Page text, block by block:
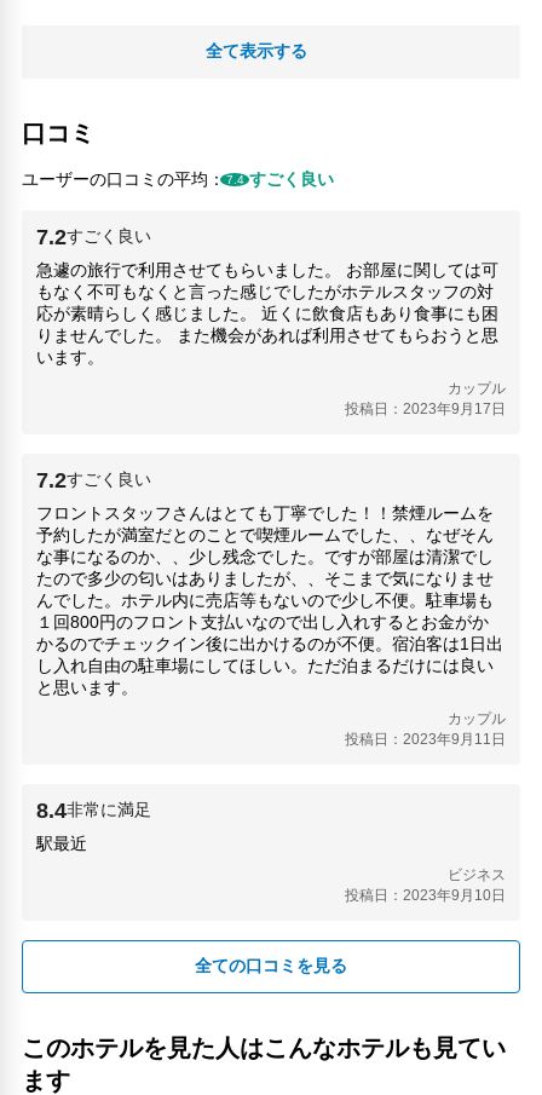
全て表示する
口コミ
ユーザーの口コミの平均：7.4 すごく良い
7.2すごく良い
急遽の旅行で利用させてもらいました。 お部屋に関しては可
もなく不可もなくと言った感じでしたがホテルスタッフの対
応が素晴らしく感じました。 近くに飲食店もあり食事にも困
りませんでした。 また機会があれば利用させてもらおうと思
います。
カップル
投稿日：2023年9月17日
7.2すごく良い
フロントスタッフさんはとても丁寧でした！！禁煙ルームを
予約したが満室だとのことで喫煙ルームでした、、なぜそん
な事になるのか、、少し残念でした。ですが部屋は清潔でし
たので多少の匂いはありましたが、、そこまで気になりませ
んでした。ホテル内に売店等もないので少し不便。駐車場も
１回800円のフロント支払いなので出し入れするとお金がか
かるのでチェックイン後に出かけるのが不便。宿泊客は1日出
し入れ自由の駐車場にしてほしい。ただ泊まるだけには良い
と思います。
カップル
投稿日：2023年9月11日
8.4非常に満足
駅最近
ビジネス
投稿日：2023年9月10日
全ての口コミを見る
このホテルを見た人はこんなホテルも見てい
ます